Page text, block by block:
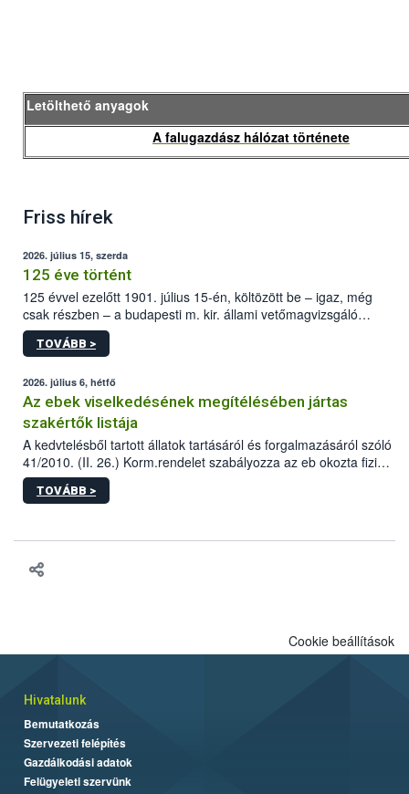
Letölthető anyagok
A falugazdász hálózat története
Friss hírek
2026. július 15, szerda
125 éve történt
125 évvel ezelőtt 1901. július 15-én, költözött be – igaz, még
csak részben – a budapesti m. kir. állami vetőmagvizsgáló
állomás a Kis Rókus utca 15. szám alatti, Czigler Győző által
tervezett új épületébe.
TOVÁBB >
2026. július 6, hétfő
Az ebek viselkedésének megítélésében jártas
szakértők listája
A kedvtelésből tartott állatok tartásáról és forgalmazásáról szóló
41/2010. (II. 26.) Korm.rendelet szabályozza az eb okozta fizikai
sérülés, illetve ennek veszélye keletkezésekor felmerülő
hatósági feladatokat, valamint a veszélyes eb tartását és annak
TOVÁBB >
Cookie beállítások
Hivatalunk
Bemutatkozás
Szervezeti felépítés
Gazdálkodási adatok
Felügyeleti szervünk